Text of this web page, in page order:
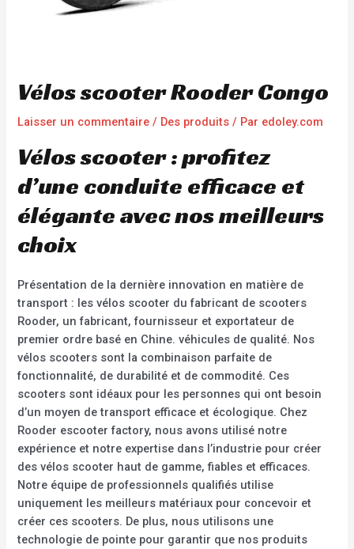
Vélos scooter Rooder Congo
Laisser un commentaire / Des produits / Par edoley.com
Vélos scooter : profitez
d’une conduite efficace et
élégante avec nos meilleurs
choix
Présentation de la dernière innovation en matière de
transport : les vélos scooter du fabricant de scooters
Rooder, un fabricant, fournisseur et exportateur de
premier ordre basé en Chine. véhicules de qualité. Nos
vélos scooters sont la combinaison parfaite de
fonctionnalité, de durabilité et de commodité. Ces
scooters sont idéaux pour les personnes qui ont besoin
d’un moyen de transport efficace et écologique. Chez
Rooder escooter factory, nous avons utilisé notre
expérience et notre expertise dans l’industrie pour créer
des vélos scooter haut de gamme, fiables et efficaces.
Notre équipe de professionnels qualifiés utilise
uniquement les meilleurs matériaux pour concevoir et
créer ces scooters. De plus, nous utilisons une
technologie de pointe pour garantir que nos produits